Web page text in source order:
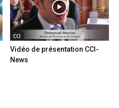
CCI
Vidéo de présentation CCI-
News